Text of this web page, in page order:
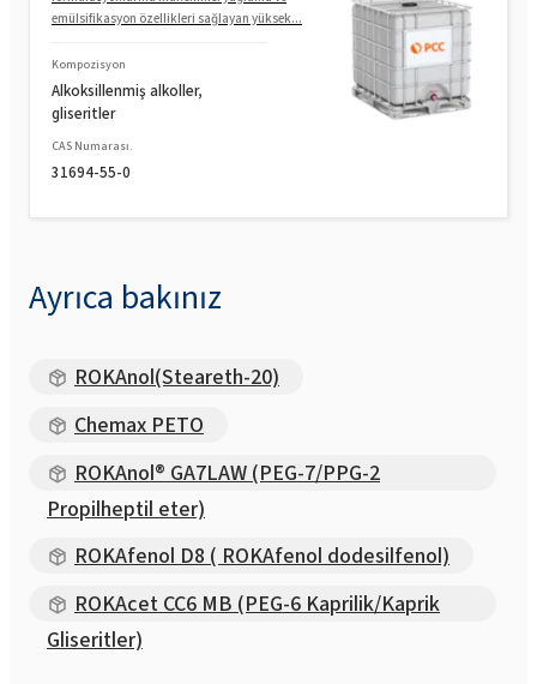
emülsifikasyon özellikleri sağlayan yüksek...
Kompozisyon
Alkoksillenmiş alkoller,
gliseritler
CAS Numarası.
31694-55-0
Ayrıca bakınız
ROKAnol(Steareth-20)
Chemax PETO
ROKAnol® GA7LAW (PEG-7/PPG-2
Propilheptil eter)
ROKAfenol D8 ( ROKAfenol dodesilfenol)
ROKAcet CC6 MB (PEG-6 Kaprilik/Kaprik
Gliseritler)